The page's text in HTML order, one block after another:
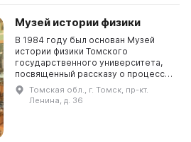
Музей истории физики
В 1984 году был основан Музей
истории физики Томского
государственного университета,
посвященный рассказу о процессе
формирования научных школ в этом
вузе. В его фондах насчитывается
около 5 тысяч пре...
Томская обл., г. Томск, пр-кт.
Ленина, д. 36